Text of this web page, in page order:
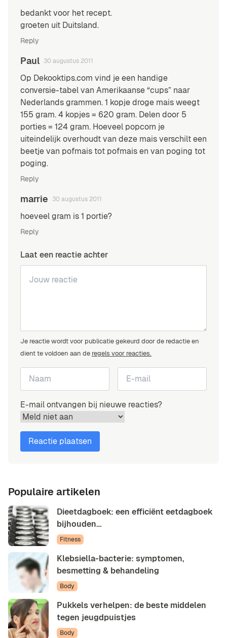
bedankt voor het recept.
groeten uit Duitsland.
Reply
Paul 30 augustus 2011
Op Dekooktips.com vind je een handige
conversie-tabel van Amerikaanse “cups” naar
Nederlands grammen. 1 kopje droge mais weegt
155 gram. 4 kopjes = 620 gram. Delen door 5
porties = 124 gram. Hoeveel popcorn je
uiteindelijk overhoudt van deze mais verschilt een
beetje van pofmais tot pofmais en van poging tot
poging.
Reply
marrie 30 augustus 2011
hoeveel gram is 1 portie?
Reply
Laat een reactie achter
Je reactie wordt voor publicatie gekeurd door de redactie en
dient te voldoen aan de regels voor reacties.
E-mail ontvangen bij nieuwe reacties?
Populaire artikelen
Dieetdagboek: een efficiënt eetdagboek
bijhouden…
Fitness
Klebsiella-bacterie: symptomen,
besmetting & behandeling
Body
Pukkels verhelpen: de beste middelen
tegen jeugdpuistjes
Body